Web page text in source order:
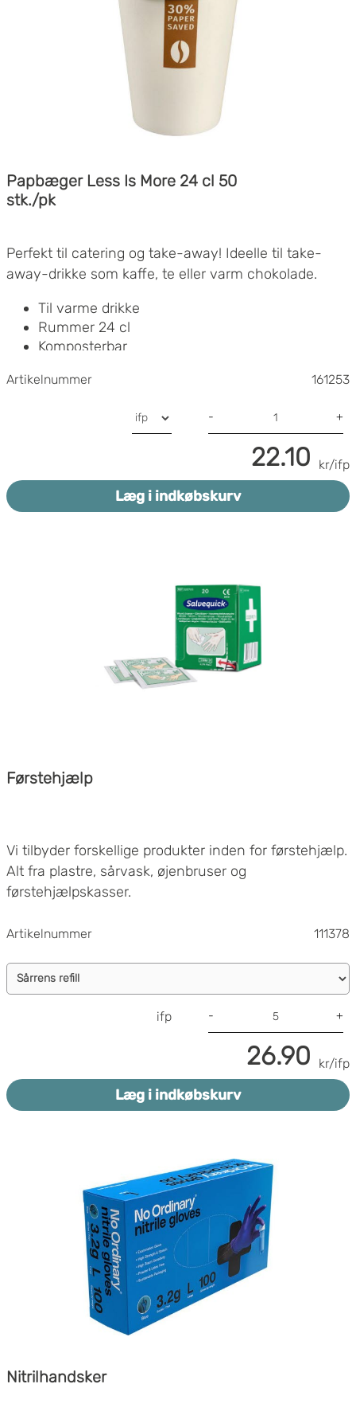
Tids- og omkostningsbesparende
genopfyldes med refillpatroner.
Papbæger Less Is More 24 cl 50
stk./pk
Perfekt til catering og take-away! Ideelle til take-
away-drikke som kaffe, te eller varm chokolade.
Til varme drikke
Rummer 24 cl
Komposterbar
Artikelnummer 161253
- +
22.10 kr/ifp
Læg i indkøbskurv
Førstehjælp
Vi tilbyder forskellige produkter inden for førstehjælp.
Alt fra plastre, sårvask, øjenbruser og
førstehjælpskasser.
Artikelnummer 111378
ifp - +
26.90 kr/ifp
Læg i indkøbskurv
Nitrilhandsker